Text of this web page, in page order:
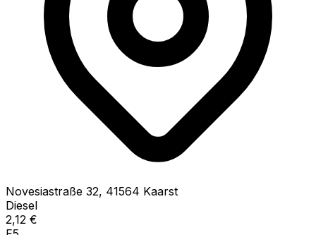
Novesiastraße 32, 41564 Kaarst
Diesel
2,12 €